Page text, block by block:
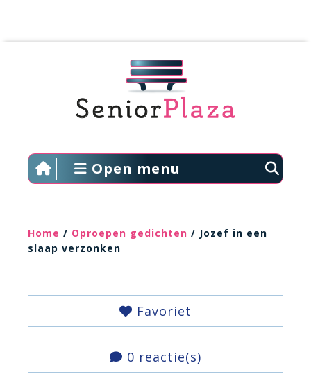
Open menu
Home / Oproepen gedichten / Jozef in een
slaap verzonken
Favoriet
0 reactie(s)